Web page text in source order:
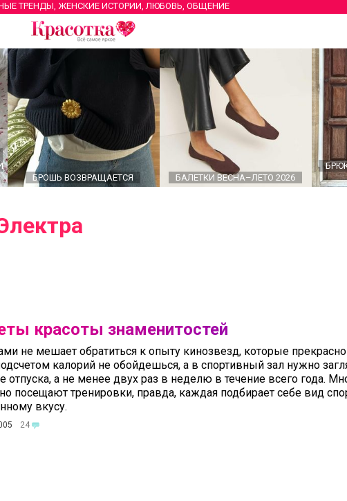
ТРЕНДЫ, ЖЕНСКИЕ ИСТОРИИ, ЛЮБОВЬ, ОБЩЕНИЕ
БРОШЬ ВОЗВРАЩАЕТСЯ БАЛЕТКИ ВЕСНА–ЛЕТО 2026
красоты знаменитостей
не мешает обратиться к опыту кинозвезд, которые
калорий не обойдешься, а в спортивный зал нужно
отпуска, а не менее двух раз в неделю в течение всего года.
посещают тренировки, правда, каждая подбирает себе вид
вкусу.
24